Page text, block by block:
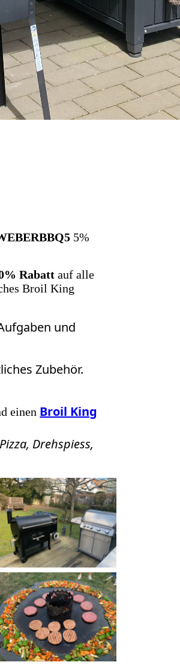
5%
Rabattauf alle
Broil King
und
Zubehör.
einen Broil King
Drehspiess,